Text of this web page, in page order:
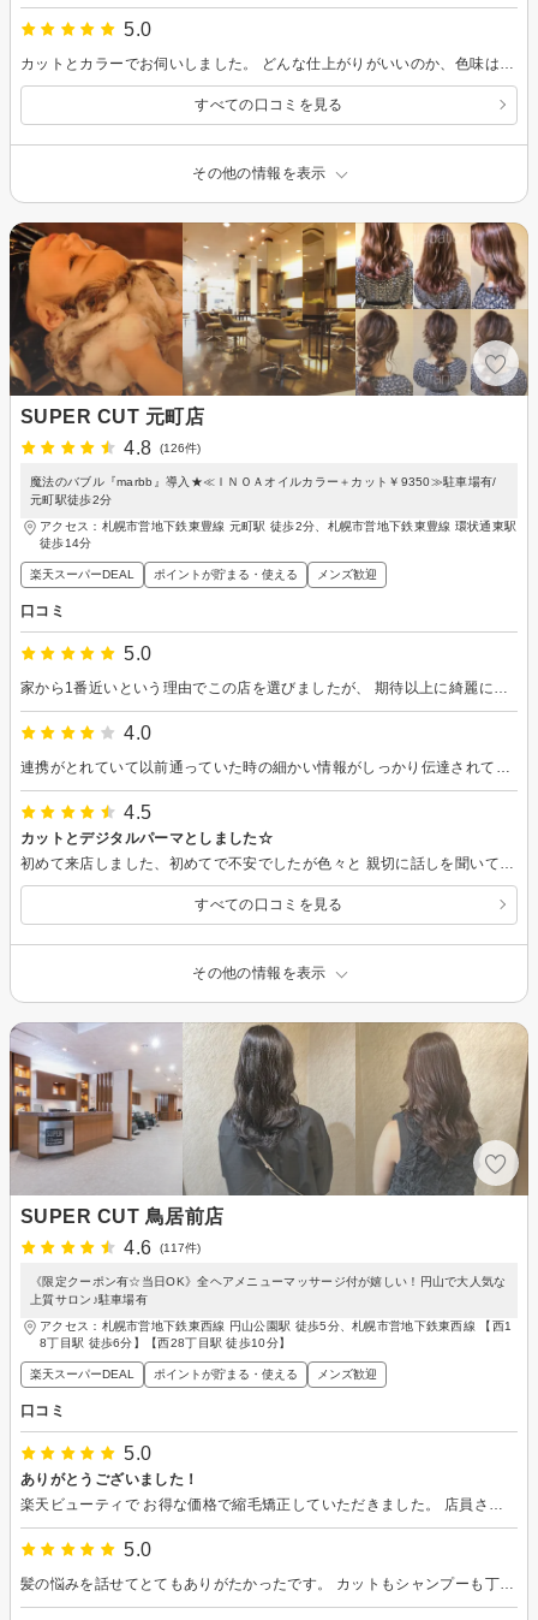
5.0
すべての口コミを見る
その他の情報を表示
SUPER CUT 元町店
4.8
(126件)
魔法のバブル『marbb』導入★≪ＩＮＯＡオイルカラー＋カット￥9350≫駐車場有/
元町駅徒歩2分
アクセス：札幌市営地下鉄東豊線 元町駅 徒歩2分、札幌市営地下鉄東豊線 環状通東駅
徒歩14分
楽天スーパーDEAL ポイントが貯まる・使える メンズ歓迎
口コミ
5.0
4.0
4.5
カットとデジタルパーマとしました☆
すべての口コミを見る
その他の情報を表示
SUPER CUT 鳥居前店
4.6
(117件)
《限定クーポン有☆当日OK》全ヘアメニューマッサージ付が嬉しい！円山で大人気な
上質サロン♪駐車場有
アクセス：札幌市営地下鉄東西線 円山公園駅 徒歩5分、札幌市営地下鉄東西線 【西1
8丁目駅 徒歩6分】【西28丁目駅 徒歩10分】
楽天スーパーDEAL ポイントが貯まる・使える メンズ歓迎
口コミ
5.0
ありがとうございました！
5.0
髪の悩みを話せてとてもありがたかったです。 カットもシャンプーも丁寧で嬉しいです。 またお願いします。